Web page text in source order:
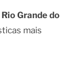
Grande do
mais